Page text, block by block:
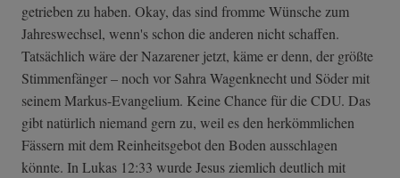
getrieben zu haben. Okay, das sind fromme Wünsche zum
Jahreswechsel, wenn's schon die anderen nicht schaffen.
Tatsächlich wäre der Nazarener jetzt, käme er denn, der größte
Stimmenfänger – noch vor Sahra Wagenknecht und Söder mit
seinem Markus-Evangelium. Keine Chance für die CDU. Das
gibt natürlich niemand gern zu, weil es den herkömmlichen
Fässern mit dem Reinheitsgebot den Boden ausschlagen
könnte. In Lukas 12:33 wurde Jesus ziemlich deutlich mit